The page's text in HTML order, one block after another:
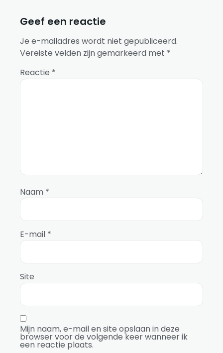
Geef een reactie
Je e-mailadres wordt niet gepubliceerd.
Vereiste velden zijn gemarkeerd met *
Reactie *
Naam *
E-mail *
Site
Mijn naam, e-mail en site opslaan in deze
browser voor de volgende keer wanneer ik
een reactie plaats.